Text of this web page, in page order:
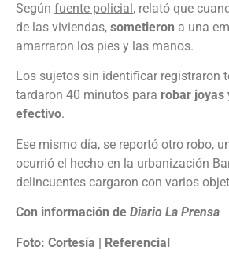
Según fuente policial, relató que
de las viviendas, sometieron a una
amarraron los pies y las manos.
Los sujetos sin identificar registraron
tardaron 40 minutos para robar joyas
efectivo.
Ese mismo día, se reportó otro robo,
ocurrió el hecho en la urbanización
delincuentes cargaron con varios
Con información de Diario La Prensa
Foto: Cortesía | Referencial